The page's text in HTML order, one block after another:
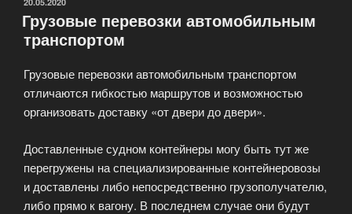
Грузовые перевозки автомобильным
транспортом
Грузовые перевозки автомобильным транспортом
отличаются гибкостью маршрутов и возможностью
организовать доставку «от двери до двери».
Доставленные судном контейнеры могу быть тут же
перегружены на специализированные контейнеровозы
и доставлены либо непосредственно грузополучателю,
либо прямо к вагону. В последнем случае они будут